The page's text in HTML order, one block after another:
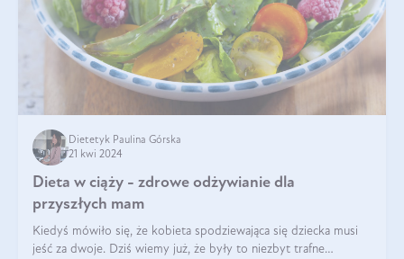
Dietetyk Paulina Górska
21 kwi 2024
Dieta w ciąży - zdrowe odżywianie dla
przyszłych mam
Kiedyś mówiło się, że kobieta spodziewająca się dziecka musi
jeść za dwoje. Dziś wiemy już, że były to niezbyt trafne